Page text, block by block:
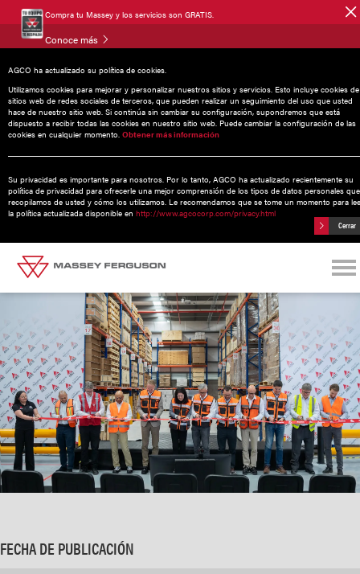
Compra tu Massey y los servicios son GRATIS.
Conoce más
AGCO ha actualizado su política de cookies.
Utilizamos cookies para mejorar y personalizar nuestros sitios y servicios. Esto incluye cookies de
sitios web de redes sociales de terceros, que pueden realizar un seguimiento del uso que usted
hace de nuestro sitio web. Si continúa sin cambiar su configuración, supondremos que está
dispuesto a recibir todas las cookies en nuestro sitio web. Puede cambiar la configuración de las
cookies en cualquier momento. Obtener más información
Su privacidad es importante para nosotros. Por lo tanto, AGCO ha actualizado recientemente su
política de privacidad para ofrecerle una mejor comprensión de los tipos de datos personales que
recopilamos de usted y cómo los utilizamos. Le recomendamos que se tome un momento para
la política actualizada disponible en http://www.agcocorp.com/privacy.html
Cerrar
Noticias
AGCO celebra la inauguración de su
nuevo almacén de refacciones en
Querétaro, México
FECHA DE PUBLICACIÓN